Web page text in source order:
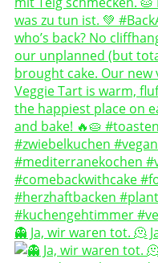
👻 Ja, wir waren tot. 🫠